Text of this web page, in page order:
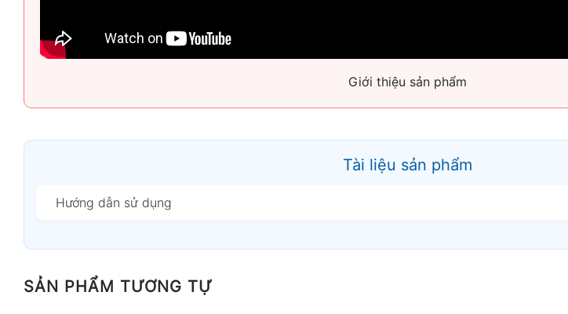
Cảm biến laser thế hệ 3 cho độ chính xác và độ ổn định cao
Hiển thị trực quan, dễ theo dõi xu hướng ô nhiễm theo thời gian
Đo chính xác PM2.5 và PM10 – các hạt bụi mịn có khả năng xâm nhập sâu vào phổi
Hiển thị AQI – chỉ số chất lượng không khí theo tiêu chuẩn
Đo nhiệt độ và độ ẩm môi trường
Giới thiệu sản phẩm
Tài liệu sản phẩm
Hướng dẫn sử dụng
SẢN PHẨM TƯƠNG TỰ